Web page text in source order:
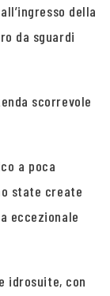
della
da sguardi
scorrevole
a poca
state create
eccezionale
idrosuite, con